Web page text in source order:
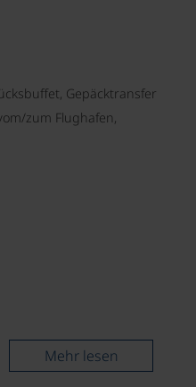
Gepäcktransfer
zum Flughafen,
Mehr lesen